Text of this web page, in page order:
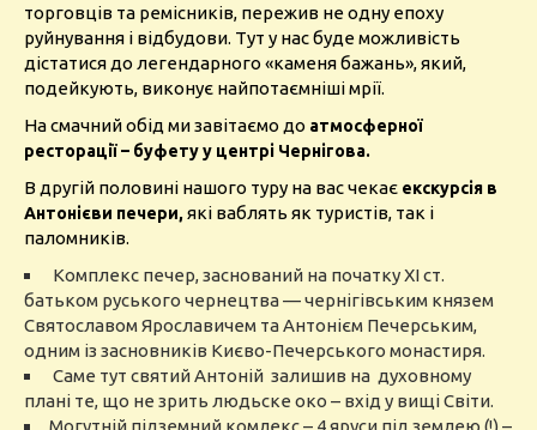
торговців та ремісників, пережив не одну епоху
руйнування і відбудови. Тут у нас буде можливість
дістатися до легендарного «каменя бажань», який,
подейкують, виконує найпотаємніші мрії.
На смачний обід ми завітаємо до атмосферної
ресторації – буфету у центрі Чернігова.
В другій половині нашого туру на вас чекає екскурсія в
Антонієви печери,які ваблять як туристів, так і
паломників.
Комплекс печер, заснований на початку ХІ ст.
батьком руського чернецтва — чернігівським князем
Святославом Ярославичем та Антонієм Печерським,
одним із засновників Києво-Печерського монастиря.
Саме тут святий Антоній залишив на духовному
плані те, що не зрить людьске око – вхід у вищі Світи.
Могутній підземний комлекс – 4 яруси під землею (!) –